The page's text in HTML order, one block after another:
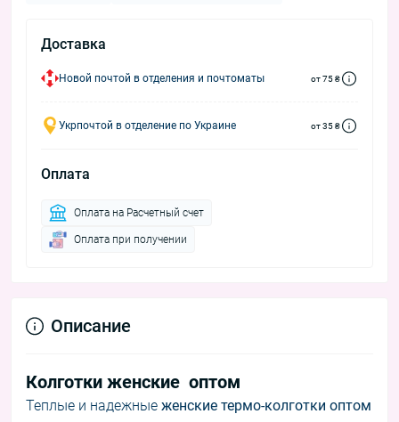
Доставка
Новой почтой в отделения и почтоматы от 75 ₴
Укрпочтой в отделение по Украине от 35 ₴
Оплата
Оплата на Расчетный счет
Оплата при получении
Описание
Колготки женские оптом
Теплые и надежные женские термо-колготки оптом